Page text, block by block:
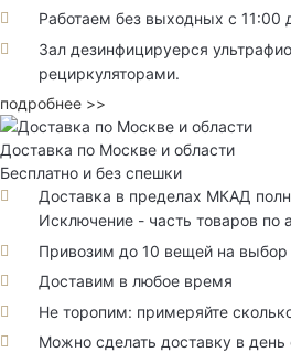
Работаем без выходных с 11:00
Зал дезинфицируерся
рециркуляторами.
подробнее >>
Доставка по Москве и области
Бесплатно и без спешки
Доставка в пределах МКАД
Исключение - часть товаров по
Привозим до 10 вещей на выбор
Доставим в любое время
Не торопим: примеряйте
Можно сделать доставку в